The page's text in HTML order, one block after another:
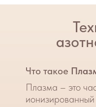
Курс лечения
NeoGen EVO (1